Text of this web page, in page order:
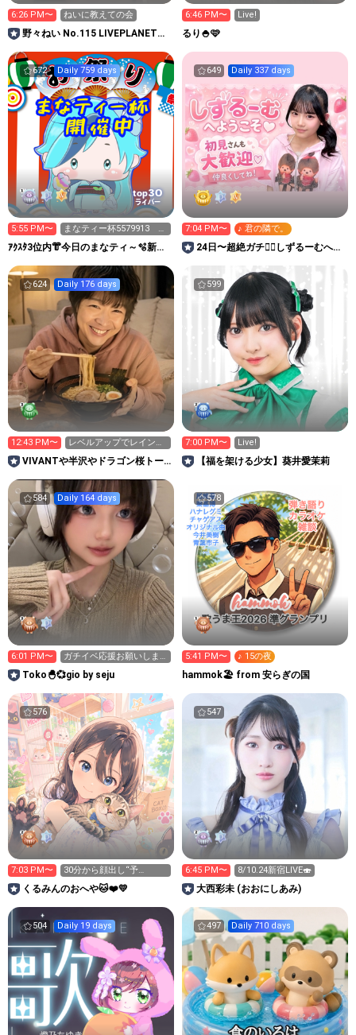
6:26 PM〜 ねいに教えての会
野々ねい No.115 LIVEPLANET新
6:46 PM〜 Live!
るり🍚🩷
672 Daily 759 days
top30
ライバー
5:55 PM〜
まなティー杯5579913 三
麻東風 参加自由
ｱｸｽﾀ3位内👘今日のまなティ～🫧新ア
649 Daily 337 days
7:04 PM〜 ♪ 君の隣で。
24日〜超絶ガチ❤️‍🔥しずるーむ️へよ
624 Daily 176 days
12:43 PM〜
レベルアップでレインボ
ースターもらってね😊
VIVANTや半沢やドラゴン桜トー
599
7:00 PM〜 Live!
【福を架ける少女】葵井愛茉莉
584 Daily 164 days
6:01 PM〜
ガチイベ応援お願いしま
す📣❤️‍🔥「Toko🐣💞」
Toko🐣💞gio by seju
578
5:41 PM〜 ♪ 15の夜
hammok🏖️ from 安らぎの国
576
7:03 PM〜
30分から顔出し“予
定”！！
くるみんのおへや🐱❤️💛
547
6:45 PM〜 8/10.24新宿LIVE🍣
大西彩未 (おおにしあみ)
504 Daily 19 days 497 Daily 710 days